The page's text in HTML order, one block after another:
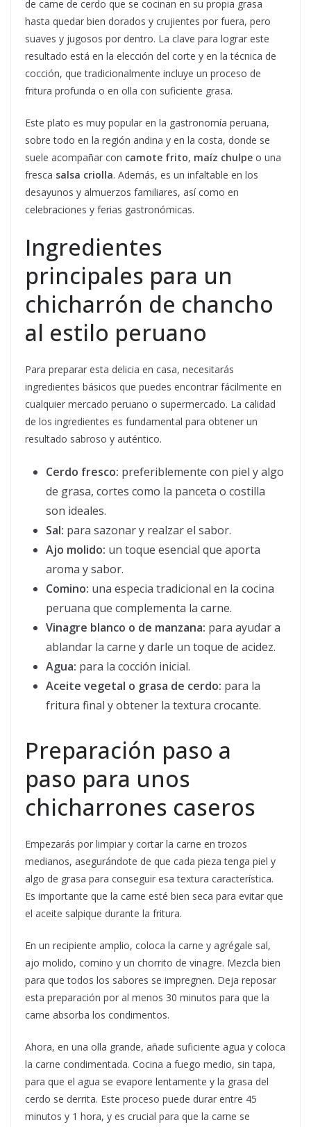
de carne de cerdo que se cocinan en su propia grasa
hasta quedar bien dorados y crujientes por fuera, pero
suaves y jugosos por dentro. La clave para lograr este
resultado está en la elección del corte y en la técnica de
cocción, que tradicionalmente incluye un proceso de
fritura profunda o en olla con suficiente grasa.
Este plato es muy popular en la gastronomía peruana,
sobre todo en la región andina y en la costa, donde se
suele acompañar con camote frito, maíz chulpe o una
fresca salsa criolla. Además, es un infaltable en los
desayunos y almuerzos familiares, así como en
celebraciones y ferias gastronómicas.
Ingredientes
principales para un
chicharrón de chancho
al estilo peruano
Para preparar esta delicia en casa, necesitarás
ingredientes básicos que puedes encontrar fácilmente en
cualquier mercado peruano o supermercado. La calidad
de los ingredientes es fundamental para obtener un
resultado sabroso y auténtico.
Cerdo fresco: preferiblemente con piel y algo
de grasa, cortes como la panceta o costilla
son ideales.
Sal: para sazonar y realzar el sabor.
Ajo molido: un toque esencial que aporta
aroma y sabor.
Comino: una especia tradicional en la cocina
peruana que complementa la carne.
Vinagre blanco o de manzana: para ayudar a
ablandar la carne y darle un toque de acidez.
Agua: para la cocción inicial.
Aceite vegetal o grasa de cerdo: para la
fritura final y obtener la textura crocante.
Preparación paso a
paso para unos
chicharrones caseros
Empezarás por limpiar y cortar la carne en trozos
medianos, asegurándote de que cada pieza tenga piel y
algo de grasa para conseguir esa textura característica.
Es importante que la carne esté bien seca para evitar que
el aceite salpique durante la fritura.
En un recipiente amplio, coloca la carne y agrégale sal,
ajo molido, comino y un chorrito de vinagre. Mezcla bien
para que todos los sabores se impregnen. Deja reposar
esta preparación por al menos 30 minutos para que la
carne absorba los condimentos.
Ahora, en una olla grande, añade suficiente agua y coloca
la carne condimentada. Cocina a fuego medio, sin tapa,
para que el agua se evapore lentamente y la grasa del
cerdo se derrita. Este proceso puede durar entre 45
minutos y 1 hora, y es crucial para que la carne se